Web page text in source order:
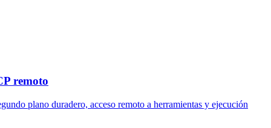
remoto
plano duradero, acceso remoto a herramientas y ejecución